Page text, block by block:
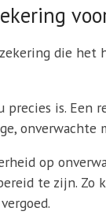
die
precies is. Een
op
te zijn.